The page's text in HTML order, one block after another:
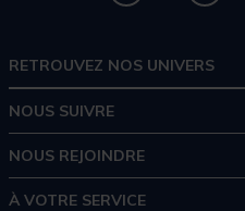
RETROUVEZ NOS UNIVERS
NOUS SUIVRE
NOUS REJOINDRE
À VOTRE SERVICE